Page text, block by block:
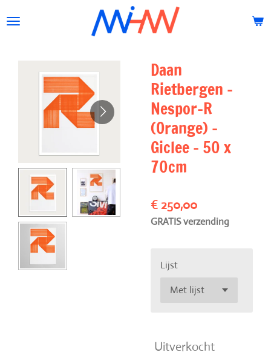
direct
hoofdinhoud
Daan
Rietbergen -
Nespor-R
(Orange) -
Giclee - 50 x
70cm
€ 250,00
GRATIS verzending
Lijst
Uitverkocht